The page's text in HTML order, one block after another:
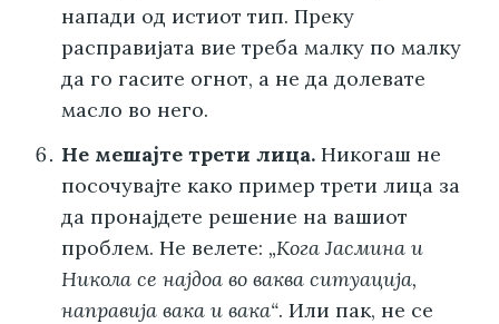
напади од истиот тип. Преку
расправијата вие треба малку по малку
да го гасите огнот, а не да долевате
масло во него.
Не мешајте трети лица. Никогаш не
посочувајте како пример трети лица за
да пронајдете решение на вашиот
проблем. Не велете: „Кога Јасмина и
Никола се најдоа во ваква ситуација,
направија вака и вака“. Или пак, не се